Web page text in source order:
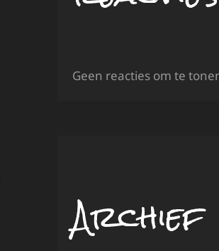
Geen reacties om te
Archief